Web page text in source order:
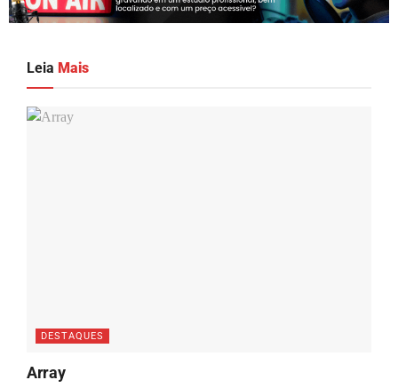
Leia Mais
DESTAQUES
Array